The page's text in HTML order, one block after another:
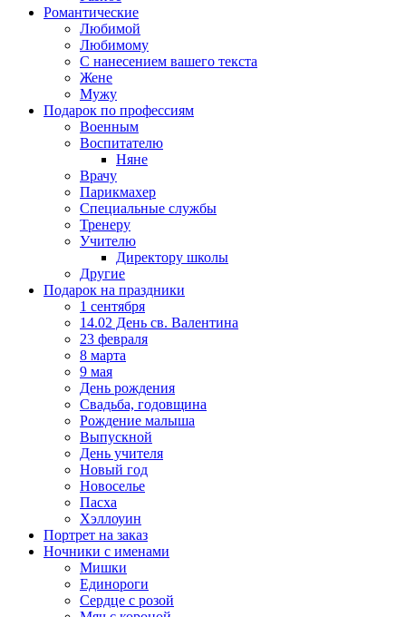
Романтические
Любимой
Любимому
С нанесением вашего текста
Жене
Мужу
Подарок по профессиям
Военным
Воспитателю
Няне
Врачу
Парикмахер
Специальные службы
Тренеру
Учителю
Директору школы
Другие
Подарок на праздники
1 сентября
14.02 День св. Валентина
23 февраля
8 марта
9 мая
День рождения
Свадьба, годовщина
Рождение малыша
Выпускной
День учителя
Новый год
Новоселье
Пасха
Хэллоуин
Портрет на заказ
Ночники с именами
Мишки
Единороги
Сердце с розой